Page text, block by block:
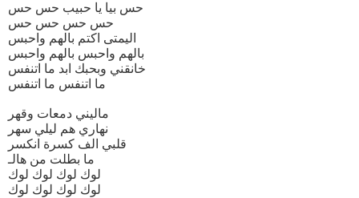
حس بيا يا حبيب حس حس
حس حس حس حس
اليمتى اكتم بالهم واحبس
بالهم واحبس بالهم واحبس
خانقني وبحبك ابد ما اتنفس
ما اتنفس ما اتنفس
ماليني دمعات وقهر
نهاري هم ليلي سهر
قلبي الف كسرة انكسر
ما بطلت من هالـ
لوك لوك لوك لوك
لوك لوك لوك لوك